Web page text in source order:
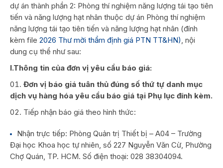
dự án thành phần 2: Phòng thí nghiệm năng lượng tái tạo tiên
tiến và năng lượng hạt nhân thuộc dự án Phòng thí nghiệm
năng lượng tái tạo tiên tiến và năng lượng hạt nhân (đính
kèm file 2026 Thư mời thẩm định giá PTN TT&HN), nội
dung cụ thể như sau:
I.Thông tin của đơn vị yêu cầu báo giá:
Đơn vị báo giá tuân thủ đúng số thứ tự danh mục
dịch vụ hàng hóa yêu cầu báo giá tại Phụ lục đính kèm.
Tiếp nhận báo giá theo hình thức:
Nhận trực tiếp: Phòng Quản trị Thiết bị – A04 – Trường
Đại học Khoa học tự nhiên, số 227 Nguyễn Văn Cừ, Phường
Chợ Quán, TP. HCM. Số điện thoại: 028 38304094.